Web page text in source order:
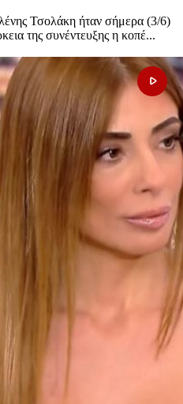
Τσολάκη ήταν σήμερα (3/6)
της συνέντευξης η κοπέ...